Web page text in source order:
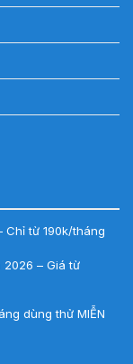
Chỉ từ 190k/tháng
– Giá từ
dùng thử MIỄN